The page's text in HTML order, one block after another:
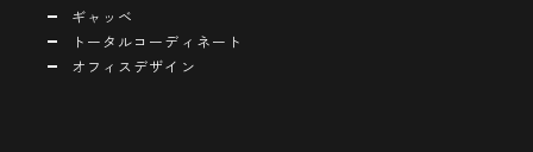
ギャッベ
トータルコーディネート
オフィスデザイン